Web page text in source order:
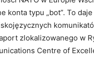
konta typu „bot”. To daje
zlokalizowanego w
Centre of